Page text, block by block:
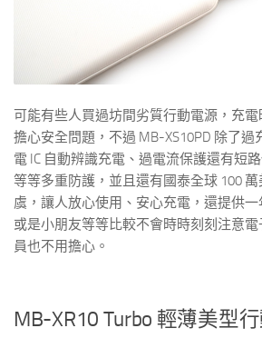
可能有些人買過坊間劣質行動電源，充
擔心安全問題，不過 MB-XS10PD 除了
電 IC 自動辨識充電、過電流保護還有短
等等多重防護，並且還有國泰全球 100
虞，讓人放心使用、安心充電，還提供
或是小朋友等等比較不會時時刻刻注意
員也不用擔心。
MB-XR10 Turbo 輕薄美型